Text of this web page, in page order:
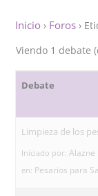
Inicio › Foros ›
Viendo 1 debate
Debate
Limpieza de los
Iniciado por: Alazne
en: Pesarios para